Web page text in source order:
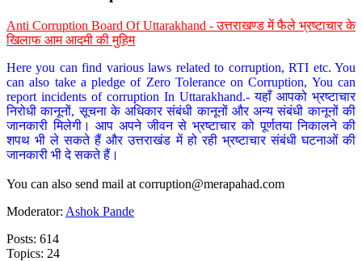
Anti Corruption Board Of Uttarakhand - उत्तराखण्ड में फैले भ्रष्टाचार के
खिलाफ आम आदमी की मुहिम
Here you can find various laws related to corruption, RTI etc. You
can also take a pledge of Zero Tolerance on Corruption, You can
report incidents of corruption In Uttarakhand.- यहाँ आपको भ्रष्टाचार
निरोधी कानूनों, सूचना के अधिकार संबंधी कानूनों और अन्य संबंधी कानूनों की
जानकारी मिलेगी। आप अपने जीवन से भ्रष्टाचार को पूर्णतया निकालने की
शपथ भी ले सकते हैं और उत्तराखंड में हो रही भ्रष्टाचार संबंधी घटनाओं की
जानकारी भी दे सकते हैं।
You can also send mail at corruption@merapahad.com
Moderator: Ashok Pande
Posts: 614
Topics: 24